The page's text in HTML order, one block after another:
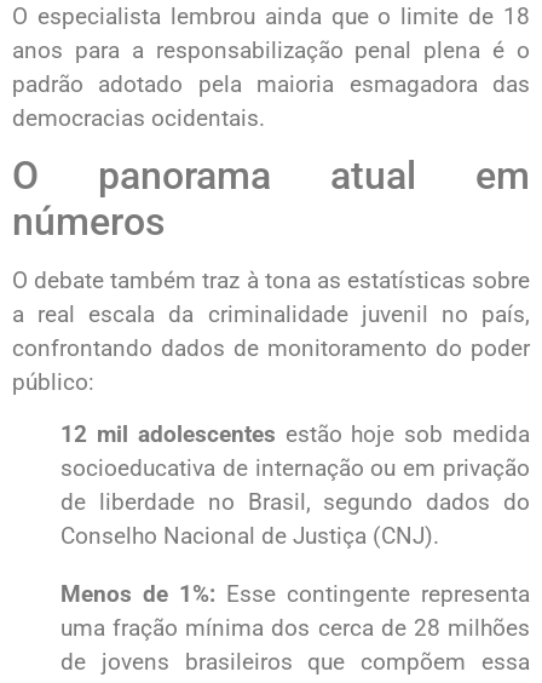
O especialista lembrou ainda que o limite de 18
anos para a responsabilização penal plena é o
padrão adotado pela maioria esmagadora das
democracias ocidentais.
O panorama atual em
números
O debate também traz à tona as estatísticas sobre
a real escala da criminalidade juvenil no país,
confrontando dados de monitoramento do poder
público:
12 mil adolescentes estão hoje sob medida
socioeducativa de internação ou em privação
de liberdade no Brasil, segundo dados do
Conselho Nacional de Justiça (CNJ).
Menos de 1%: Esse contingente representa
uma fração mínima dos cerca de 28 milhões
de jovens brasileiros que compõem essa